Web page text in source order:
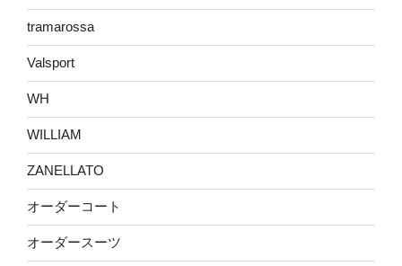
tramarossa
Valsport
WH
WILLIAM
ZANELLATO
オーダーコート
オーダースーツ